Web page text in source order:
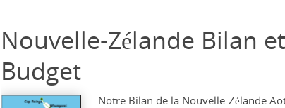
Nouvelle-Zélande Bilan et
Budget
Notre Bilan de la Nouvelle-Zélande